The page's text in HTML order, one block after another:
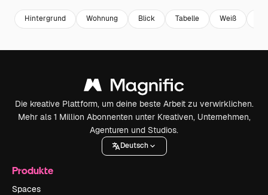
Hintergrund Wohnung Blick Tabelle Weiß
Die kreative Plattform, um deine beste Arbeit zu verwirklichen.
Mehr als 1 Million Abonnenten unter Kreativen, Unternehmen,
Agenturen und Studios.
Deutsch
Produkte
Spaces